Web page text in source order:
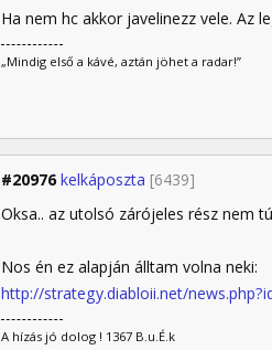
Ha nem hc akkor javelinezz vele. Az
„Mindig első a kávé, aztán jöhet a radar!”
#20976 kelkáposzta [6439]
Oksa.. az utolsó zárójeles rész nem
Nos én ez alapján álltam volna neki:
http://strategy.diabloii.net/
A hízás jó dolog ! 1367 B.u.É.k